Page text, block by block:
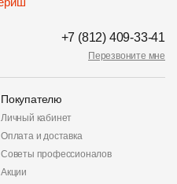
+7 (812) 409-33-41
Перезвоните мне
Покупателю
Личный кабинет
Оплата и доставка
Советы профессионалов
Акции